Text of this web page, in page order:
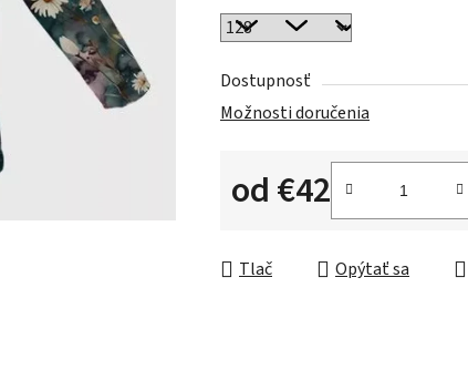
Dostupnosť
Možnosti doručenia
od€42
Jednotková cena:
Tlač
Opýtať sa